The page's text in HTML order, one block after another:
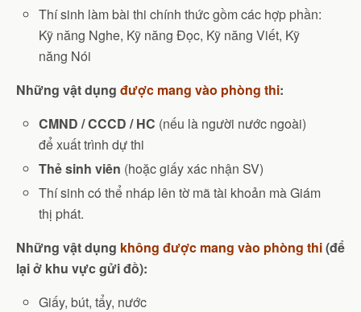
Thí sinh làm bài thi chính thức gồm các hợp phần:
Kỹ năng Nghe, Kỹ năng Đọc, Kỹ năng Viết, Kỹ
năng Nói
Những vật dụng được mang vào phòng thi:
CMND / CCCD / HC (nếu là người nước ngoài)
để xuất trình dự thi
Thẻ sinh viên (hoặc giấy xác nhận SV)
Thí sinh có thể nháp lên tờ mã tài khoản mà Giám
thị phát.
Những vật dụng không được mang vào phòng thi(để
lại ở khu vực gửi đồ):
Giấy, bút, tẩy, nước